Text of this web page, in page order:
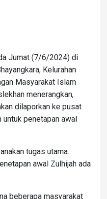
Jumat (7/6/2024) di
Kelurahan
Masyarakat Islam
menerangkan,
dilaporkan ke pusat
untuk penetapan awal
tugas utama.
awal Zulhijah ada
beberapa masyarakat